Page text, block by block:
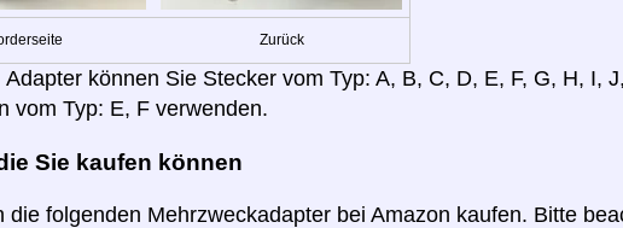
Zurück
können Sie Stecker vom Typ: A, B, C, D, E, F, G, H, I,
vom Typ: E, F verwenden.
Sie kaufen können
die folgenden Mehrzweckadapter bei Amazon kaufen. Bitte